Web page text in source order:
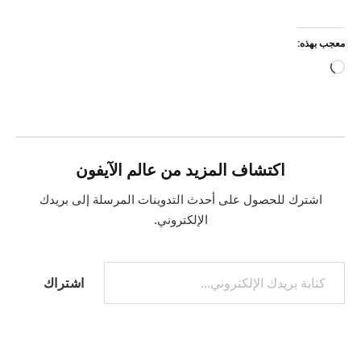
معجب بهذه:
جاري
اكتشاف المزيد من عالم الآيفون
اشترك للحصول على أحدث التدوينات المرسلة إلى بريدك
الإلكتروني.
كتابة بريدك الإلكتروني...
اشتراك